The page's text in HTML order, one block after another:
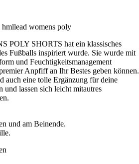
womens poly
POLY SHORTS hat ein klassisches
Fußballs inspiriert wurde. Sie wurde mit
und Feuchtigkeitsmanagement
Anpfiff an Ihr Bestes geben können.
auch eine tolle Ergänzung für deine
und lassen sich leicht mitautres
und am Beinende.